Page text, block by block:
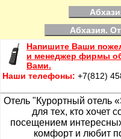
Абхазия.
Напишите Ваши
и менеджер фирмы
Вами.
Наши телефоны: +7(812)
Отель "Курортный отель
для тех, кто хочет
посещением
комфорт и любит